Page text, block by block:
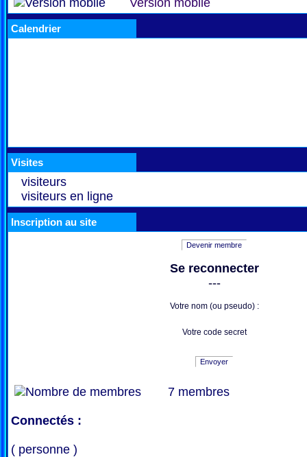
Version mobile
Calendrier
Visites
visiteurs
visiteurs en ligne
Inscription au site
Devenir membre
Se reconnecter
---
Votre nom (ou pseudo) :
Votre code secret
Envoyer
7 membres
Connectés :
( personne )